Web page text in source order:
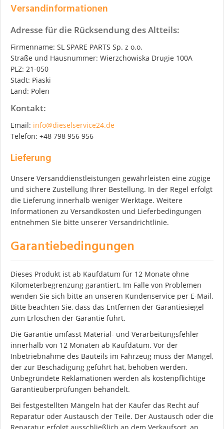
Versandinformationen
Adresse für die Rücksendung des Altteils:
Firmenname: SL SPARE PARTS Sp. z o.o.
Straße und Hausnummer: Wierzchowiska Drugie 100A
PLZ: 21-050
Stadt: Piaski
Land: Polen
Kontakt:
Email: info@dieselservice24.de
Telefon: +48 798 956 956
Lieferung
Unsere Versanddienstleistungen gewährleisten eine zügige
und sichere Zustellung Ihrer Bestellung. In der Regel erfolgt
die Lieferung innerhalb weniger Werktage. Weitere
Informationen zu Versandkosten und Lieferbedingungen
entnehmen Sie bitte unserer Versandrichtlinie.
Garantiebedingungen
Dieses Produkt ist ab Kaufdatum für 12 Monate ohne
Kilometerbegrenzung garantiert. Im Falle von Problemen
wenden Sie sich bitte an unseren Kundenservice per E-Mail.
Bitte beachten Sie, dass das Entfernen der Garantiesiegel
zum Erlöschen der Garantie führt.
Die Garantie umfasst Material- und Verarbeitungsfehler
innerhalb von 12 Monaten ab Kaufdatum. Vor der
Inbetriebnahme des Bauteils im Fahrzeug muss der Mangel,
der zur Beschädigung geführt hat, behoben werden.
Unbegründete Reklamationen werden als kostenpflichtige
Garantieüberprüfungen behandelt.
Bei festgestellten Mängeln hat der Käufer das Recht auf
Reparatur oder Austausch der Teile. Der Austausch oder die